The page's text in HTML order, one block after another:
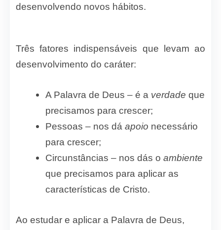
desenvolvendo novos hábitos.
Três fatores indispensáveis que levam ao
desenvolvimento do caráter:
A Palavra de Deus – é a verdade que
precisamos para crescer;
Pessoas – nos dá apoio necessário
para crescer;
Circunstâncias – nos dás o ambiente
que precisamos para aplicar as
características de Cristo.
Ao estudar e aplicar a Palavra de Deus,